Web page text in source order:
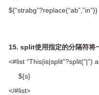
15. split使用指定的分隔符将
<#list “This|is|split”?split(“|”)
${s}
</#list>